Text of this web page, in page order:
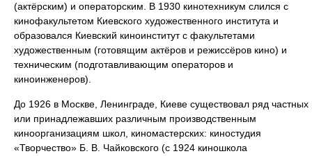
(актёрским) и операторским. В 1930 кинотехникум слился с
кинофакультетом Киевского художественного института и
образовался Киевский киноинститут с факультетами
художественным (готовящим актёров и режиссёров кино) и
техническим (подготавливающим операторов и
киноинженеров).
До 1926 в Москве, Ленинграде, Киеве существовал ряд частных
или принадлежавших различным производственным
киноорганизациям школ, киномастерских: киностудия
«Творчество» Б. В. Чайковского (с 1924 киношкола